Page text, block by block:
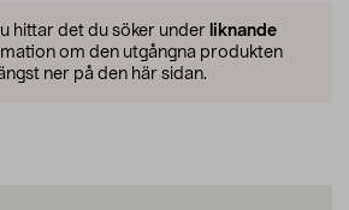
hittar det du söker under liknande
om den utgångna produkten
ner på den här sidan.